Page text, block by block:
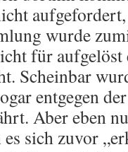
wurde
für
Scheinbar
entgegen
Aber eben
sich zuvor